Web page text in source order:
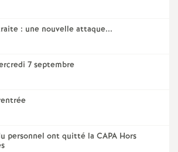
: une nouvelle attaque...
7 septembre
personnel ont quitté la CAPA Hors